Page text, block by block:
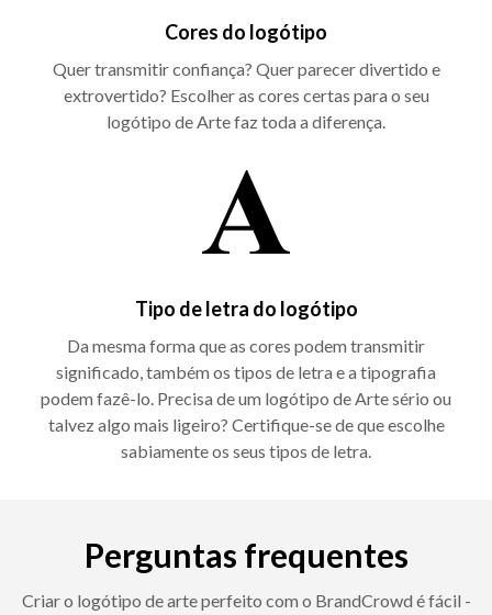
Cores do logótipo
Quer transmitir confiança? Quer parecer divertido e
extrovertido? Escolher as cores certas para o seu
logótipo de Arte faz toda a diferença.
Tipo de letra do logótipo
Da mesma forma que as cores podem transmitir
significado, também os tipos de letra e a tipografia
podem fazê-lo. Precisa de um logótipo de Arte sério ou
talvez algo mais ligeiro? Certifique-se de que escolhe
sabiamente os seus tipos de letra.
Perguntas frequentes
Criar o logótipo de arte perfeito com o BrandCrowd é fácil -